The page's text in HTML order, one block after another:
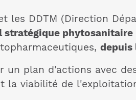
les DDTM (Direction
phytosanitaire
depuis
un plan d'actions avec
la viabilité de